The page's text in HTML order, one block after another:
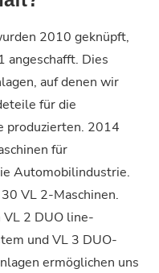
2010 geknüpft,
angeschafft. Dies
auf denen wir
für die
produzierten. 2014
für
Automobilindustrie.
VL 2-Maschinen.
VL 2 DUO line-
und VL 3 DUO-
ermöglichen uns